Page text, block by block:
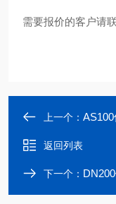
需要报价的客户请
上一个： AS100
返回列表
下一个： DN200